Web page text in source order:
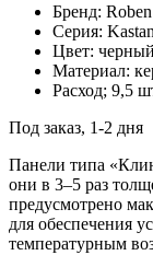
Бренд:
Серия:
Цвет:
Материал:
Расход; 9,5
Под заказ, 1-2 дня
Панели типа
они в 3–5 раз
предусмотрено
для обеспечения
температурным